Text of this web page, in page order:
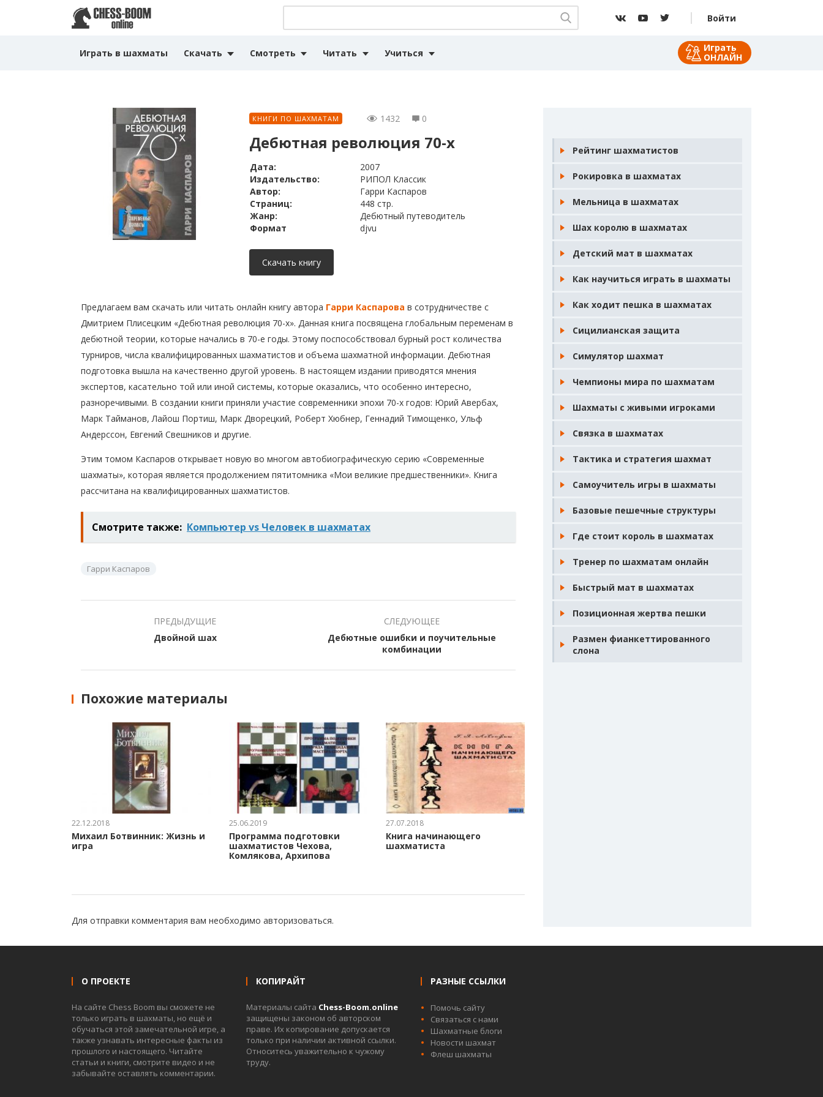
Войти
Играть в шахматы Скачать Смотреть Читать Учиться
Играть
ОНЛАЙН
КНИГИ ПО ШАХМАТАМ 1432 0
Дебютная революция 70-х
Дата:
2007
Издательство:
РИПОЛ Классик
Автор:
Гарри Каспаров
Страниц:
448 стр.
Жанр:
Дебютный путеводитель
Формат
djvu
Скачать книгу
Предлагаем вам скачать или читать онлайн книгу автора Гарри Каспарова в сотрудничестве с
Дмитрием Плисецким «Дебютная революция 70-х». Данная книга посвящена глобальным переменам в
дебютной теории, которые начались в 70-е годы. Этому поспособствовал бурный рост количества
турниров, числа квалифицированных шахматистов и объема шахматной информации. Дебютная
подготовка вышла на качественно другой уровень. В настоящем издании приводятся мнения
экспертов, касательно той или иной системы, которые оказались, что особенно интересно,
разноречивыми. В создании книги приняли участие современники эпохи 70-х годов: Юрий Авербах,
Марк Тайманов, Лайош Портиш, Марк Дворецкий, Роберт Хюбнер, Геннадий Тимощенко, Ульф
Андерссон, Евгений Свешников и другие.
Этим томом Каспаров открывает новую во многом автобиографическую серию «Современные
шахматы», которая является продолжением пятитомника «Мои великие предшественники». Книга
рассчитана на квалифицированных шахматистов.
Смотрите также: Компьютер vs Человек в шахматах
Гарри Каспаров
ПРЕДЫДУЩИЕ
Двойной шах
СЛЕДУЮЩЕЕ
Дебютные ошибки и поучительные
комбинации
Похожие материалы
22.12.2018
Михаил Ботвинник: Жизнь и
игра
25.06.2019
Программа подготовки
шахматистов Чехова,
Комлякова, Архипова
27.07.2018
Книга начинающего
шахматиста
Для отправки комментария вам необходимо авторизоваться.
Рейтинг шахматистов
Рокировка в шахматах
Мельница в шахматах
Шах королю в шахматах
Детский мат в шахматах
Как научиться играть в шахматы
Как ходит пешка в шахматах
Сицилианская защита
Симулятор шахмат
Чемпионы мира по шахматам
Шахматы с живыми игроками
Связка в шахматах
Тактика и стратегия шахмат
Самоучитель игры в шахматы
Базовые пешечные структуры
Где стоит король в шахматах
Тренер по шахматам онлайн
Быстрый мат в шахматах
Позиционная жертва пешки
Размен фианкеттированного
слона
О ПРОЕКТЕ
На сайте Chess Boom вы сможете не
только играть в шахматы, но ещё и
обучаться этой замечательной игре, а
также узнавать интересные факты из
прошлого и настоящего. Читайте
статьи и книги, смотрите видео и не
забывайте оставлять комментарии.
КОПИРАЙТ
Материалы сайта Chess-Boom.online
защищены законом об авторском
праве. Их копирование допускается
только при наличии активной ссылки.
Относитесь уважительно к чужому
труду.
РАЗНЫЕ ССЫЛКИ
Помочь сайту
Связаться с нами
Шахматные блоги
Новости шахмат
Флеш шахматы